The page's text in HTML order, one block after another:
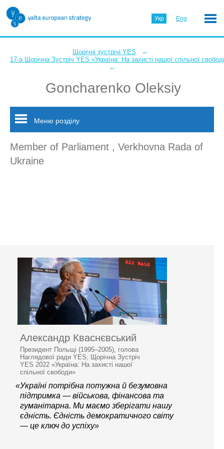
Укр Eng
Щорічні зустрічі YES ←
17-а Щорічна Зустріч YES «Україна: На захисті нашої спільної
←
Goncharenko Oleksiy
Меню розділу
Member of Parliament , Verkhovna Rada of
Ukraine
Александр Кваснєвський
Президент Польщі (1995–2005), голова
Наглядової ради YES, Щорічна Зустріч
YES 2022 «Україна: На захисті нашої
спільної свободи»
«Україні потрібна потужна й безумовна
підтримка — військова, фінансова та
гуманітарна. Ми маємо зберігати нашу
єдність. Єдність демократичного світу
— це ключ до успіху»